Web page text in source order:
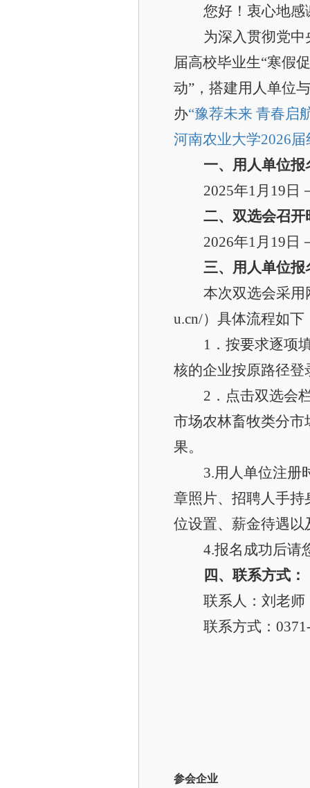
您好！衷心地
为深入贯彻党
届高校毕业生“寒假
动”，搭建用人单位
办“豫荐未来 青春启
河南农业大学2026
一、用人单位报
2025年1月19日
二、双选会召开
2026年1月19日
三、用人单位报
本次双选会采用
u.cn/）具体流程如下
1 ．按要求逐项
核的企业按原路径登
2 ．点击双选会
市场农林畜牧类分市
果。
3.用人单位注册
章照片、招聘人手
位设置、薪金待遇
4.报名成功后请
四、联系方式：
联系人：刘老师
联系方式：
参会企业